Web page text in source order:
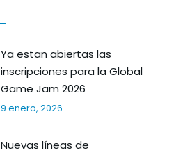
Ya estan abiertas las
inscripciones para la Global
Game Jam 2026
9 enero, 2026
Nuevas líneas de